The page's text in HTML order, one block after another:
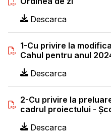
Descarca
1-Cu privire la
Cahul pentru anul
Descarca
2-Cu privire la
cadrul proiectului -
Descarca